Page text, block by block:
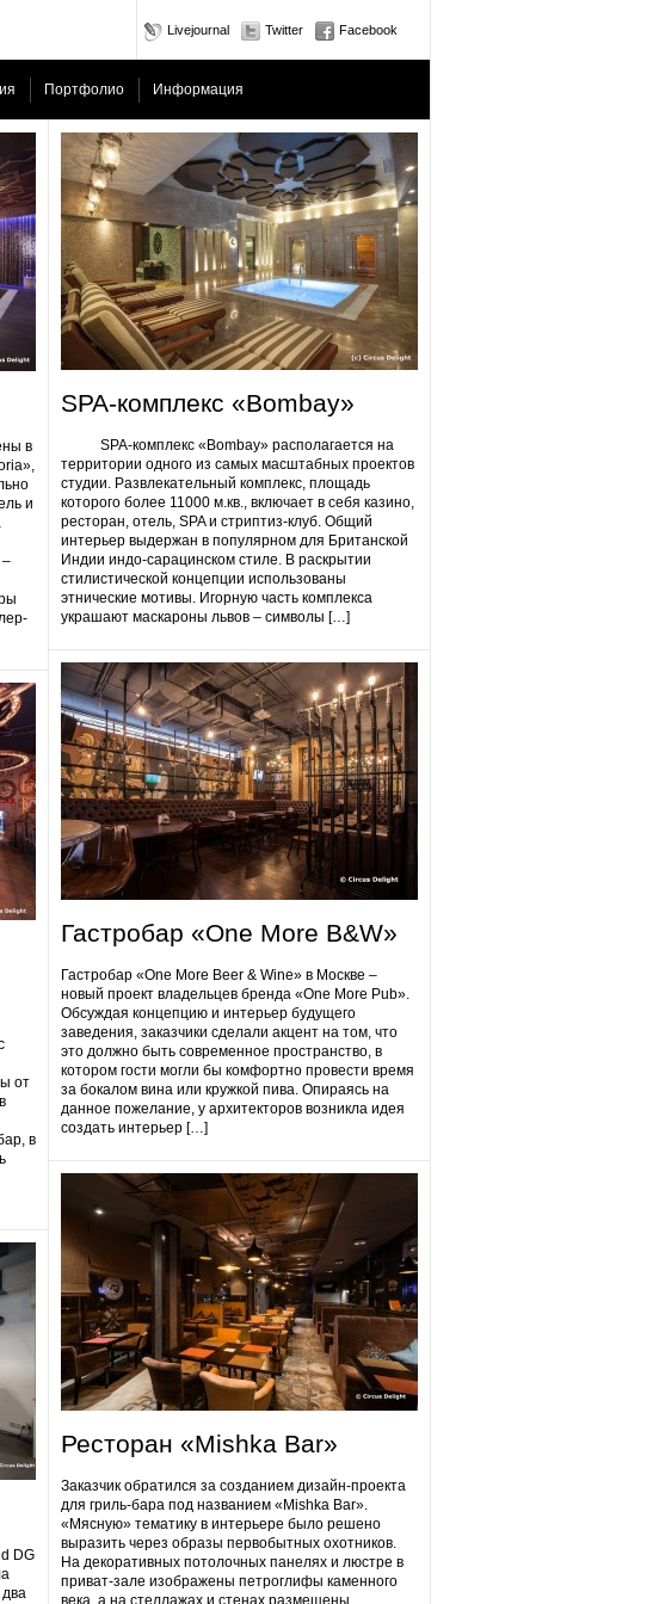
Livejournal Twitter Facebook
Портфолио Информация
в
и
от
в
DG
SPA-комплекс «Bombay»
SPA-комплекс «Bombay» располагается на
территории одного из самых масштабных проектов
студии. Развлекательный комплекс, площадь
которого более 11000 м.кв., включает в себя казино,
ресторан, отель, SPA и стриптиз-клуб. Общий
интерьер выдержан в популярном для Британской
Индии индо-сарацинском стиле. В раскрытии
стилистической концепции использованы
этнические мотивы. Игорную часть комплекса
украшают маскароны львов – символы […]
Гастробap «One More B&W»
Гастробap «One More Beer & Wine» в Москве –
новый проект владельцев бренда «One More Pub».
Обсуждая концепцию и интерьер будущего
заведения, заказчики сделали акцент на том, что
это должно быть современное пространство, в
котором гости могли бы комфортно провести время
за бокалом вина или кружкой пива. Опираясь на
данное пожелание, у архитекторов возникла идея
создать интерьер […]
Ресторан «Mishka Bar»
Заказчик обратился за созданием дизайн-проекта
для гриль-бара под названием «Mishka Bar».
«Мясную» тематику в интерьере было решено
выразить через образы первобытных охотников.
На декоративных потолочных панелях и люстре в
приват-зале изображены петроглифы каменного
века, а на стеллажах и стенах размещены